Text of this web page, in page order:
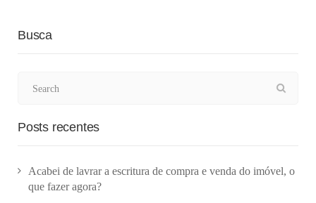
Busca
Posts recentes
Acabei de lavrar a escritura de compra e venda do imóvel, o
que fazer agora?